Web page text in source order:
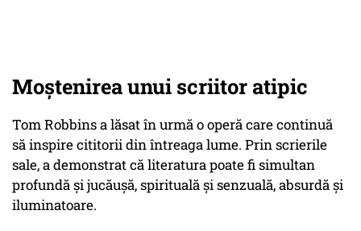
Moștenirea unui scriitor atipic
Tom Robbins a lăsat în urmă o operă care continuă
să inspire cititorii din întreaga lume. Prin scrierile
sale, a demonstrat că literatura poate fi simultan
profundă și jucăușă, spirituală și senzuală, absurdă și
iluminatoare.